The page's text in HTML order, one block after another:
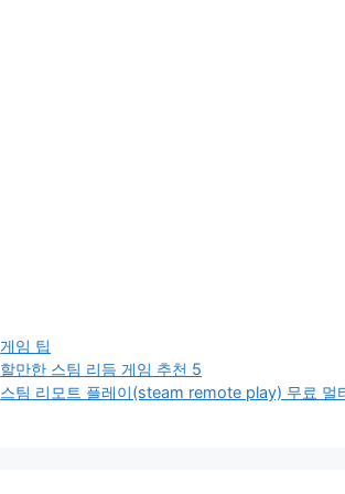
카
테
고
게임 팁
할만한 스팀 리듬 게임 추천 5
스팀 리모트 플레이(steam remote play) 무료 멀